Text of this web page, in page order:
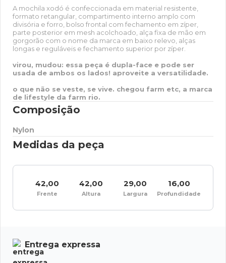
A mochila xodó é confeccionada em material resistente,
formato retangular, compartimento interno amplo com
divisória e forro, bolso frontal com fechamento em zíper,
parte posterior em mesh acolchoado, alça fixa de mão em
gorgorão com o nome da marca em baixo relevo, alças
longas e reguláveis e fechamento superior por zíper.
virou, mudou: essa peça é dupla-face e pode ser
usada de ambos os lados! aproveite a versatilidade.
o que não se veste, se vive. chegou farm etc, a marca
de lifestyle da farm rio.
Composição
Nylon
Medidas da peça
42,00
Frente
42,00
Altura
29,00
Largura
16,00
Profundidade
Entrega expressa